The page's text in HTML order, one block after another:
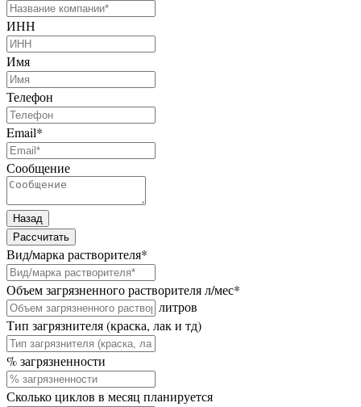
ИНН
Имя
Телефон
Email*
Сообщение
Назад
Рассчитать
Вид/марка растворителя*
Объем загрязненного растворителя л/мес*
литров
Тип загрязнителя (краска, лак и тд)
% загрязненности
Сколько циклов в месяц планируется